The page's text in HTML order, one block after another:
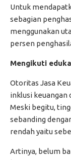
Untuk
sebagian
menggunakan
persen
Mengikuti
Otoritas Jasa
inklusi keuangan
Meski begitu,
sebanding
rendah yaitu
Artinya, belum